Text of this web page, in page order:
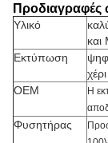
Προδιαγραφές
Υλικό
και
Εκτύπωση
χέρι
OEM
Η
Φυσητήρας